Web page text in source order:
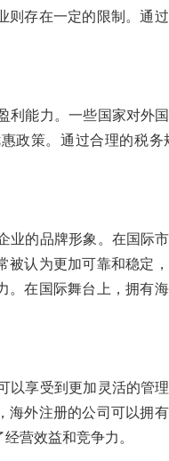
则存在一定的限制。通
能力。一些国家对外
政策。通过合理的税
业的品牌形象。在国际
被认为更加可靠和稳定
。在国际舞台上，拥有
以享受到更加灵活的管
海外注册的公司可以拥
营效益和竞争力。